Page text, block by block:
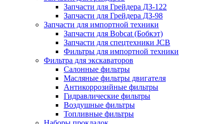
Запчасти для Грейдера ДЗ-122
Запчасти для Грейдера ДЗ-98
Запчасти для импортной техники
Запчасти для Bobcat (Бобкэт)
Запчасти для спецтехники JCB
Фильтры для импортной техники
Фильтра для экскаваторов
Салонные фильтры
Масляные фильтры двигателя
Антикоррозийные фильтры
Гидравлические фильтры
Воздушные фильтры
Топливные фильтры